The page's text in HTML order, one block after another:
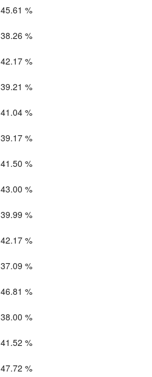
45.61 %
38.26 %
42.17 %
39.21 %
41.04 %
39.17 %
41.50 %
43.00 %
39.99 %
42.17 %
37.09 %
46.81 %
38.00 %
41.52 %
47.72 %